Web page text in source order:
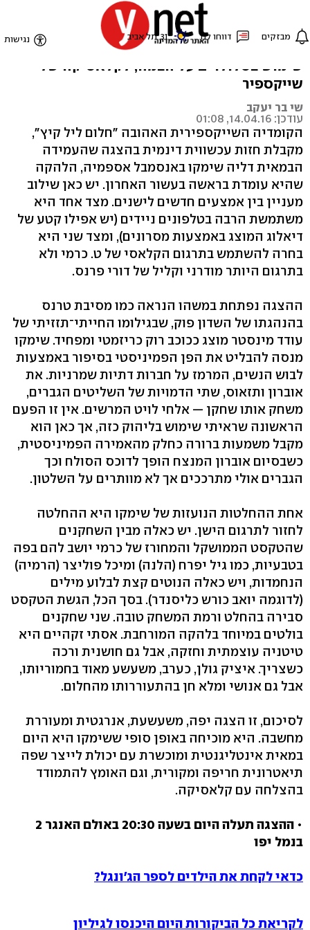
אס אם אס לשייקספיר
דליה שימקו מצליחה להעניק עיבוד עדכני, כולל
שימוש בסלולרים על הבמה, לקלאסיקה של
שייקספיר
שי בר יעקב
עודכן: 14.04.16, 01:08
הקומדיה השייקספירית האהובה "חלום ליל קיץ",
מקבלת חזות עכשווית דינמית בהצגה שהעמידה
הבמאית דליה שימקו באנסמבל אספמיה, הלהקה
שהיא עומדת בראשה בעשור האחרון. יש כאן שילוב
מעניין בין אמצעים חדשים לישנים. מצד אחד היא
משתמשת הרבה בטלפונים ניידים (יש אפילו קטע של
דיאלוג המוצג באמצעות מסרונים), ומצד שני היא
בחרה להשתמש בתרגום הקלאסי של ט. כרמי ולא
בתרגום היותר מודרני וקליל של דורי פרנס.
ההצגה נפתחת במשהו הנראה כמו מסיבת טרנס
בהנהגתו של השדון פוק, שבגילומו החייתי־תזזיתי של
עודד מינסטר מוצג ככוכב רוק כריזמטי ומפחיד. שימקו
מנסה להבליט את הפן הפמיניסטי בסיפור באמצעות
לבוש הנשים, המרמז על חברות דתיות שמרניות. את
אוברון ותזאוס, שתי הדמויות של השליטים הגברים,
משחק אותו שחקן — אלחי לויט המרשים. אין זו הפעם
הראשונה שראיתי שימוש בליהוק כזה, אך כאן הוא
מקבל משמעות ברורה כחלק מהאמירה הפמיניסטית,
כשבסיום אוברון המנצח הופך לדוכס הסולח וכך
הגברים אולי מתרככים אך לא מוותרים על השלטון.
אחת ההחלטות הנועזות של שימקו היא ההחלטה
לחזור לתרגום הישן. יש כאלה מבין השחקנים
שהטקסט הממושקל והמחורז של כרמי יושב להם בפה
בטבעיות, כמו גיל יפרח (הלנה) ומיכל פוליצר (הרמיה)
הנחמדות, ויש כאלה הנוטים קצת לבלוע מילים
(לדוגמה יואב כורש כליסנדר). בסך הכל, הגשת הטקסט
סבירה בהחלט ורמת המשחק טובה. שני שחקנים
בולטים במיוחד בלהקה המורחבת. אסתי זקהיים היא
טיטניה עוצמתית וחזקה, אבל גם חושנית ורכה
כשצריך. איציק גולן, כערב, משעשע מאוד בחמוריותו,
אבל גם אנושי ומלא חן בהתעוררותו מהחלום.
לסיכום, זו הצגה יפה, משעשעת, אנרגטית ומעוררת
מחשבה. היא מוכיחה באופן סופי ששימקו היא היום
במאית אינטליגנטית ומוכשרת עם יכולת לייצר שפה
תיאטרונית חריפה ומקורית, וגם האומץ להתמודד
בהצלחה עם קלאסיקה.
•
ההצגה תעלה היום בשעה 20:30 באולם האנגר 2
בנמל יפו
כדאי לקחת את הילדים לספר הג'ונגל?
לקריאת כל הביקורות היום היכנסו לגיליון